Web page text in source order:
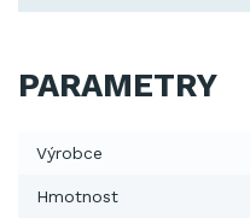
PARAMETRY
Výrobce
Hmotnost